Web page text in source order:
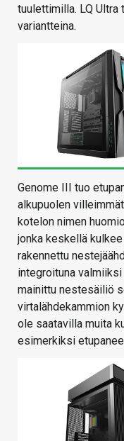
tuulettimilla. LQ Ultra
variantteina.
Genome III tuo
alkupuolen
kotelon nimen
jonka keskellä
rakennettu
integroituna
mainittu nestesäiliö
virtalähdekammion
ole saatavilla muita
esimerkiksi